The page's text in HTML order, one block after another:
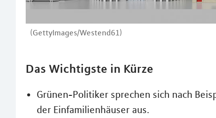
(GettyImages/Westend61)
Das Wichtigste in Kürze
Grünen-Politiker sprechen sich nach
der Einfamilienhäuser aus.